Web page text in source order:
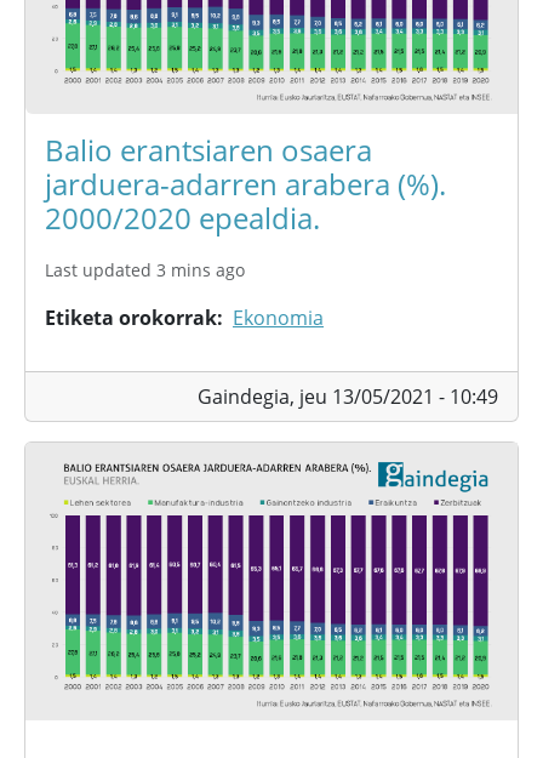
Balio erantsiaren osaera
jarduera-adarren arabera (%).
2000/2020 epealdia.
Last updated 3 mins ago
Etiketa orokorrak Ekonomia
Gaindegia, jeu 13/05/2021 - 10:49